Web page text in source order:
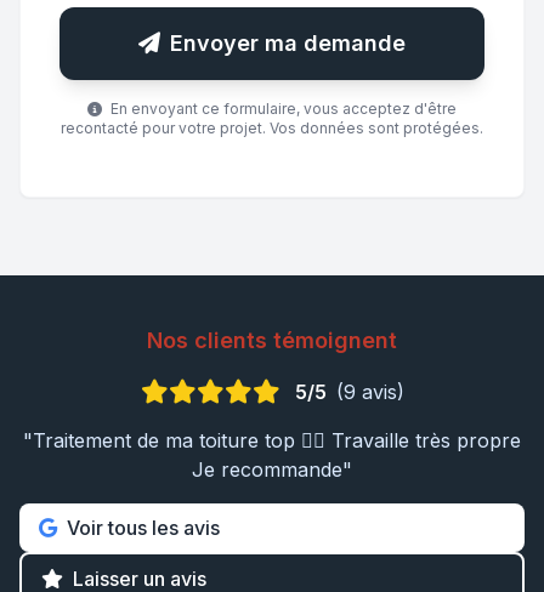
Envoyer ma demande
En envoyant ce formulaire, vous acceptez d'être
recontacté pour votre projet. Vos données sont protégées.
Nos clients témoignent
5/5 (9 avis)
"Traitement de ma toiture top 👍🏼 Travaille très propre
Je recommande"
Voir tous les avis
Laisser un avis